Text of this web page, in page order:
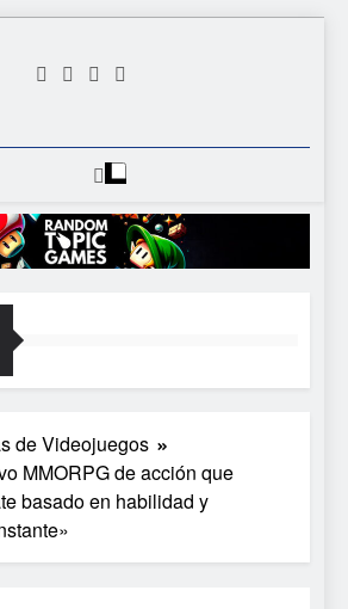
Random
Games
Videojuego Favorito
de Videojuegos
MMORPG de acción que
basado en habilidad y